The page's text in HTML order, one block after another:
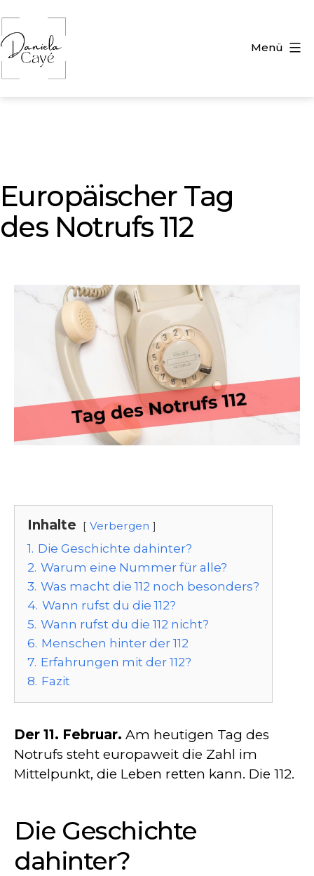
Inhalt
springen
Menü
Europäischer Tag
des Notrufs 112
Inhalte Verbergen
1. Die Geschichte dahinter?
2. Warum eine Nummer für alle?
3. Was macht die 112 noch besonders?
4. Wann rufst du die 112?
5. Wann rufst du die 112 nicht?
6. Menschen hinter der 112
7. Erfahrungen mit der 112?
8. Fazit
Der 11. Februar. Am heutigen Tag des
Notrufs steht europaweit die Zahl im
Mittelpunkt, die Leben retten kann. Die 112.
Die Geschichte
dahinter?